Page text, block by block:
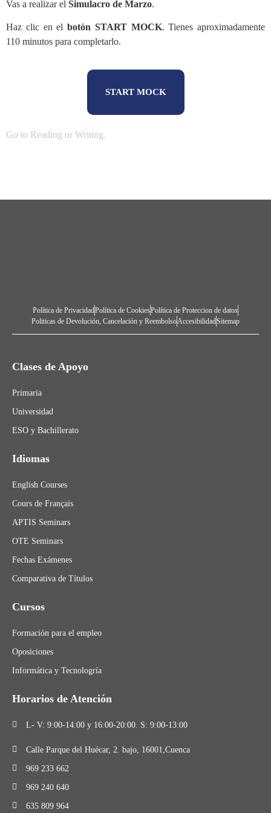
Vas a realizar el Simulacro de Marzo.
Haz clic en el botón START MOCK. Tienes aproximadamente
110 minutos para completarlo.
START MOCK
Go to Reading or Writing.
Política de PrivacidadPolítica de CookiesPolítica de Proteccion de datos
Politicas de Devolución, Cancelación y ReembolsoAccesibilidadSitemap
Clases de Apoyo
Primaria
Universidad
ESO y Bachillerato
Idiomas
English Courses
Cours de Français
APTIS Seminars
OTE Seminars
Fechas Exámenes
Comparativa de Títulos
Cursos
Formación para el empleo
Oposiciones
Informática y Tecnologría
Horarios de Atención
L- V: 9:00-14:00 y 16:00-20:00. S: 9:00-13:00
Calle Parque del Huécar, 2. bajo, 16001,Cuenca
969 233 662
969 240 640
635 809 964